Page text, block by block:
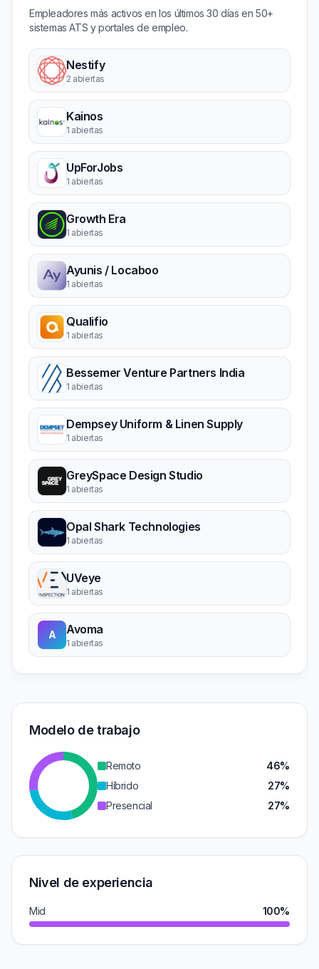
Empleadores más activos en los últimos 30 días en 50+
sistemas ATS y portales de empleo.
Nestify
2 abiertas
Kainos
1 abiertas
UpForJobs
1 abiertas
Growth Era
1 abiertas
Ayunis / Locaboo
1 abiertas
Qualifio
1 abiertas
Bessemer Venture Partners India
1 abiertas
Dempsey Uniform & Linen Supply
1 abiertas
GreySpace Design Studio
1 abiertas
Opal Shark Technologies
1 abiertas
UVeye
1 abiertas
A Avoma
1 abiertas
Modelo de trabajo
Remoto
46%
Híbrido
27%
Presencial
27%
Nivel de experiencia
Mid 100%